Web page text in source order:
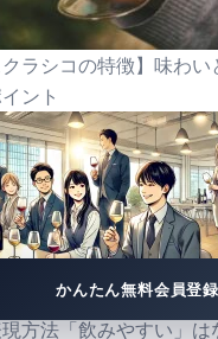
クラシコの特徴】味わ
ント
方法「飲みやすい」
かんたん無料会員登録